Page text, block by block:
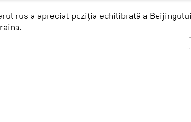
rus a apreciat poziția echilibrată a Beijingului